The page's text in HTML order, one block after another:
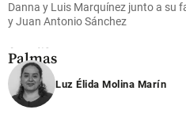
asesinos
de Julián
en Las
Palmas
share
Danna y Luis Marquínez junto a su
y Juan Antonio Sánchez
Luz Élida Molina Marín